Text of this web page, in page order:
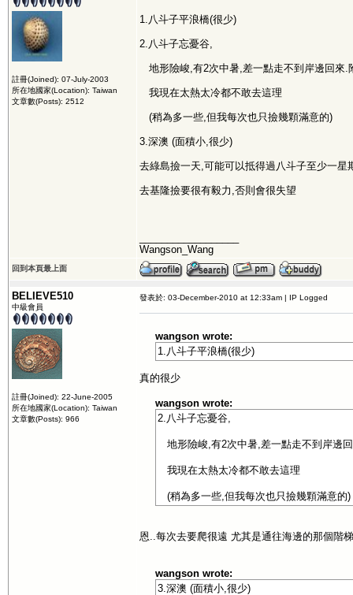
註冊(Joined): 07-July-2003
所在地國家(Location): Taiwan
文章數(Posts): 2512
1.八斗子平浪橋(很少)
2.八斗子忘憂谷,
地形險峻,有2次中暑,差一點走不到岸邊回來.
我現在太熱太冷都不敢去這理
(稍為多一些,但我每次也只撿幾顆滿意的)
3.深澳 (面積小,很少)
去綠島撿一天,可能可以抵得過八斗子至少一星
去基隆撿要很有毅力,否則會很失望
Wangson_Wang
回到本頁最上面
BELIEVE510
中級會員
註冊(Joined): 22-June-2005
所在地國家(Location): Taiwan
文章數(Posts): 966
發表於: 03-December-2010 at 12:33am | IP Logged
wangson wrote:
1.八斗子平浪橋(很少)
真的很少
wangson wrote:
2.八斗子忘憂谷,
地形險峻,有2次中暑,差一點走不到岸邊
我現在太熱太冷都不敢去這理
(稍為多一些,但我每次也只撿幾顆滿意的)
恩..每次去要爬很遠 尤其是通往海邊的那個階
wangson wrote:
3.深澳 (面積小,很少)